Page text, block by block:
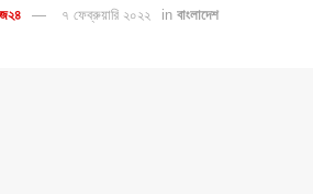
৭ ফেব্রুয়ারি ২০২২ in বাংলাদেশ